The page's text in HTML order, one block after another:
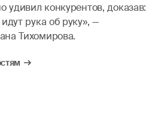
удивил конкурентов, доказав:
рука об руку», —
Тихомирова.